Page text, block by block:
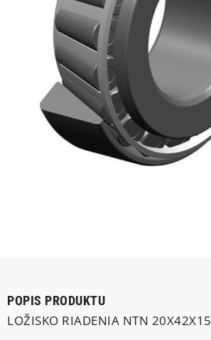
POPIS PRODUKTU
LOŽISKO RIADENIA NTN 20X42X15